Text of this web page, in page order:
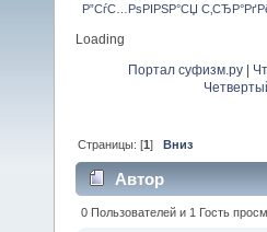
Р”СѓС…РѕРІРЅР°СЏ
Loading
Портал суфизм.ру
Страницы: [1] Вниз
Автор
0 Пользователей и 1 Гость